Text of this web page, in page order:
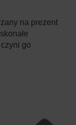
na prezent
go